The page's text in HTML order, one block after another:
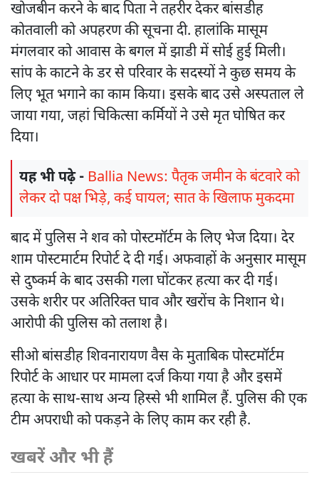
खोजबीन करने के बाद पिता ने तहरीर देकर बांसडीह
कोतवाली को अपहरण की सूचना दी. हालांकि मासूम
मंगलवार को आवास के बगल में झाडी में सोई हुई मिली।
सांप के काटने के डर से परिवार के सदस्यों ने कुछ समय के
लिए भूत भगाने का काम किया। इसके बाद उसे अस्पताल ले
जाया गया, जहां चिकित्सा कर्मियों ने उसे मृत घोषित कर
दिया।
यह भी पढ़े - Ballia News: पैतृक जमीन के बंटवारे को
लेकर दो पक्ष भिड़े, कई घायल; सात के खिलाफ मुकदमा
बाद में पुलिस ने शव को पोस्टमॉर्टम के लिए भेज दिया। देर
शाम पोस्टमार्टम रिपोर्ट दे दी गई। अफवाहों के अनुसार मासूम
से दुष्कर्म के बाद उसकी गला घोंटकर हत्या कर दी गई।
उसके शरीर पर अतिरिक्त घाव और खरोंच के निशान थे।
आरोपी की पुलिस को तलाश है।
सीओ बांसडीह शिवनारायण वैस के मुताबिक पोस्टमॉर्टम
रिपोर्ट के आधार पर मामला दर्ज किया गया है और इसमें
हत्या के साथ-साथ अन्य हिस्से भी शामिल हैं. पुलिस की एक
टीम अपराधी को पकड़ने के लिए काम कर रही है.
खबरें और भी हैं